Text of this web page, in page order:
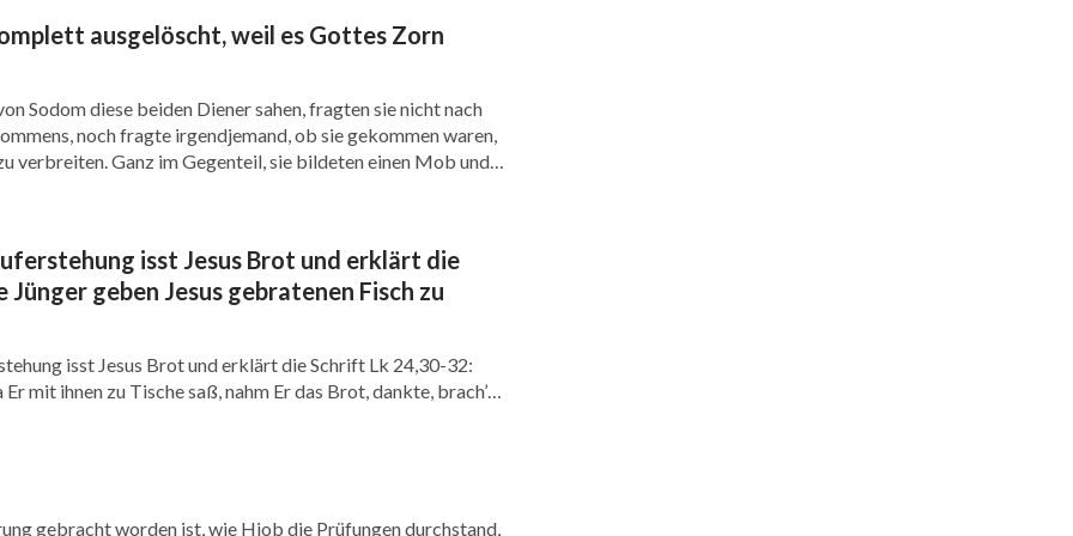
feindselig ist, wie kann der
meiden?
wie Hiob haben, wie sieht es mit
aus? Fürchten sie Gott? Meiden
oder das Böse meiden, können nur mit drei
Gottes“. Ihr sagt diese drei Worte oft, aber
Die Worte „die Feinde Gottes“ haben eine
als den Feind ansieht, sondern, dass
wenn die Menschen anfangen, an Gott zu
und die Existenz Gottes gesehen hat,
ausgelöscht, weil es Gottes Zorn
Sodom diese beiden Diener sahen, fragten sie nicht nach
noch fragte irgendjemand, ob sie gekommen waren,
verbreiten. Ganz im Gegenteil, sie bildeten einen Mob und
isst Jesus Brot und erklärt die
geben Jesus gebratenen Fisch zu
isst Jesus Brot und erklärt die Schrift Lk 24,30-32:
Er mit ihnen zu Tische saß, nahm Er das Brot, dankte, brach’s
gebracht worden ist, wie Hiob die Prüfungen durchstand,